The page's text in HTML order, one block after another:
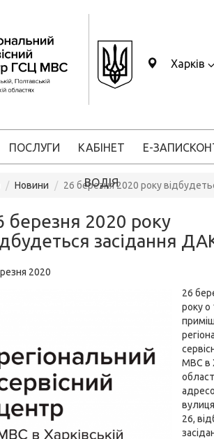
Харків
ПОСЛУГИ КАБІНЕТ
ВОДІЯ
Е-ЗАПИС
Новини 26 березня 2020 року
березня 2020 року
засідання
2020
26
року о
МВС в
26,